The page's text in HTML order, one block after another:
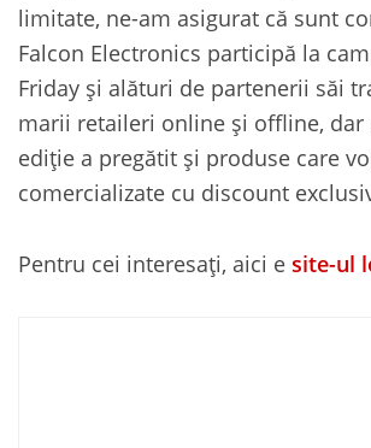
limitate, ne-am asigurat că sunt
Falcon Electronics participă la
Friday și alături de partenerii săi
marii retaileri online și offline, dar
ediție a pregătit și produse care
comercializate cu discount
Pentru cei interesați, aici e site-ul